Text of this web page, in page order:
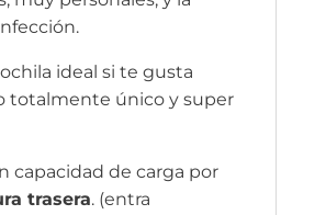
ideal si te gusta
totalmente único y super
capacidad de carga por
trasera. (entra